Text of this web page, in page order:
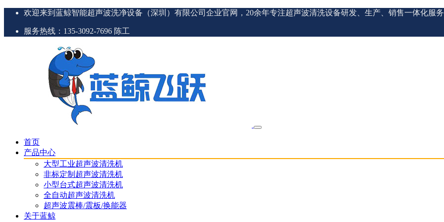
欢迎来到蓝鲸智能超声波洗净设备（深圳）有限公司企业官网，20余年专注超声波清洗设备研发、生产、销售一体化服
服务热线：135-3092-7696 陈工
首页
产品中心
大型工业超声波清洗机
非标定制超声波清洗机
小型台式超声波清洗机
全自动超声波清洗机
超声波震棒/震板/换能器
关于蓝鲸